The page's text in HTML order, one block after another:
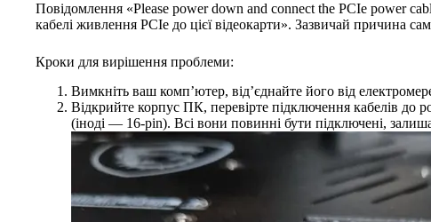
Повідомлення «Please power down and connect the PCIe power
кабелі живлення PCIe до цієї відеокарти». Зазвичай причина
Кроки для вирішення проблеми:
Вимкніть ваш комп’ютер, від’єднайте його від
Відкрийте корпус ПК, перевірте підключення кабелів до
(іноді — 16-pin). Всі вони повинні бути підключені,